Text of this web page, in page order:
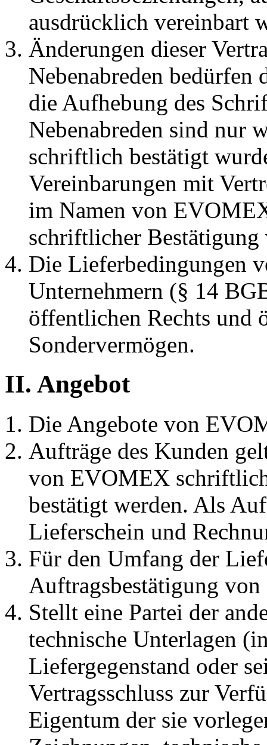
ausdrücklich vereinbart
Änderungen dieser
Nebenabreden
die Aufhebung des
Nebenabreden sind nur
schriftlich bestätigt
Vereinbarungen mit
im Namen von
schriftlicher
Die Lieferbedingungen
Unternehmern (§ 14
öffentlichen Rechts und
Sondervermögen.
II. Angebot
Die Angebote von
Aufträge des Kunden
von EVOMEX
bestätigt werden. Als
Lieferschein und
Für den Umfang der
Auftragsbestätigung
Stellt eine Partei der
technische Unterlagen
Liefergegenstand oder
Vertragsschluss zur
Eigentum der sie